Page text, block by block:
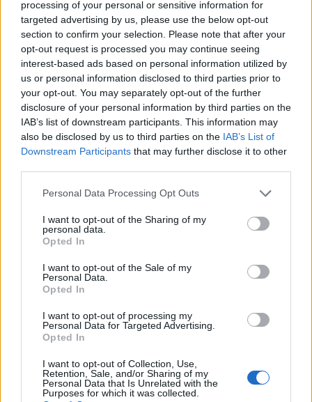
processing of your personal or sensitive information for
targeted advertising by us, please use the below opt-out
section to confirm your selection. Please note that after your
opt-out request is processed you may continue seeing
interest-based ads based on personal information utilized by
us or personal information disclosed to third parties prior to
your opt-out. You may separately opt-out of the further
disclosure of your personal information by third parties on the
IAB’s list of downstream participants. This information may
also be disclosed by us to third parties on the IAB’s List of
Downstream Participants that may further disclose it to other
Personal Data Processing Opt Outs
I want to opt-out of the Sharing of my
personal data.
Opted In
I want to opt-out of the Sale of my
Personal Data.
Opted In
I want to opt-out of processing my
Personal Data for Targeted Advertising.
Opted In
I want to opt-out of Collection, Use,
Retention, Sale, and/or Sharing of my
Personal Data that Is Unrelated with the
Purposes for which it was collected.